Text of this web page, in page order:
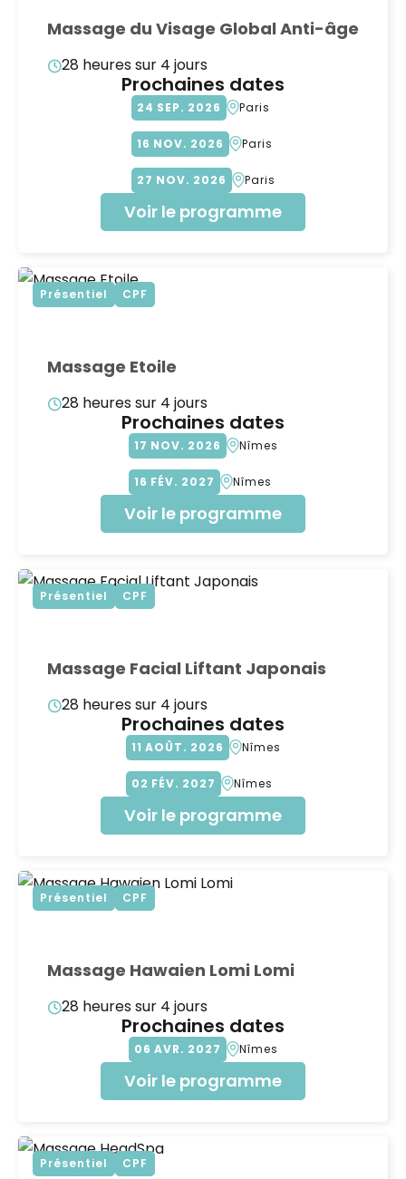
Massage du Visage Global Anti-âge
28 heures sur 4 jours
Prochaines dates
24 SEP 2026 Paris
16 NOV 2026 Paris
27 NOV 2026 Paris
Voir le programme
Présentiel CPF
Massage Etoile
28 heures sur 4 jours
Prochaines dates
17 NOV 2026 Nîmes
16 FÉV 2027 Nîmes
Voir le programme
Présentiel CPF
Massage Facial Liftant Japonais
28 heures sur 4 jours
Prochaines dates
11 AOÛT 2026 Nîmes
02 FÉV 2027 Nîmes
Voir le programme
Présentiel CPF
Massage Hawaien Lomi Lomi
28 heures sur 4 jours
Prochaines dates
06 AVR 2027 Nîmes
Voir le programme
Présentiel CPF